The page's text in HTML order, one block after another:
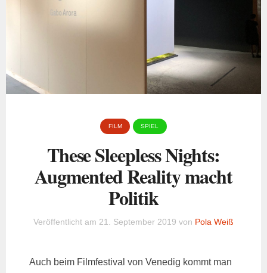
FILM SPIEL
These Sleepless Nights:
Augmented Reality macht
Politik
Veröffentlicht am 21. September 2019 von Pola Weiß
Auch beim Filmfestival von Venedig kommt man